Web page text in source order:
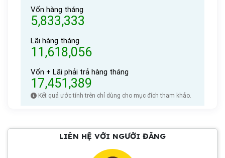
Vốn hàng tháng
5,833,333
Lãi hàng tháng
11,618,056
Vốn + Lãi phải trả hàng tháng
17,451,389
Kết quả ước tính trên chỉ dùng cho mục đích tham khảo.
LIÊN HỆ VỚI NGƯỜI ĐĂNG